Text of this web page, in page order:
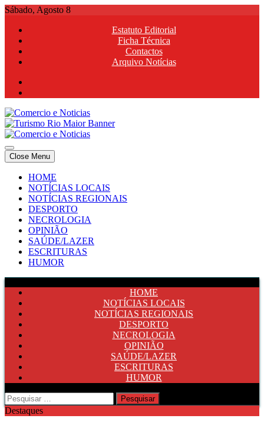
Skip
content
Sábado, Agosto 8
Estatuto Editorial
Ficha Técnica
Contactos
Arquivo Notícias
Comercio e Noticias
Notícias e Publicidade Online
Comercio e Noticias
Notícias e Publicidade Online
Close Menu
HOME
NOTÍCIAS LOCAIS
NOTÍCIAS REGIONAIS
DESPORTO
NECROLOGIA
OPINIÃO
SAÚDE/LAZER
ESCRITURAS
HUMOR
HOME
NOTÍCIAS LOCAIS
NOTÍCIAS REGIONAIS
DESPORTO
NECROLOGIA
OPINIÃO
SAÚDE/LAZER
ESCRITURAS
HUMOR
Pesquisar
por:
Destaques